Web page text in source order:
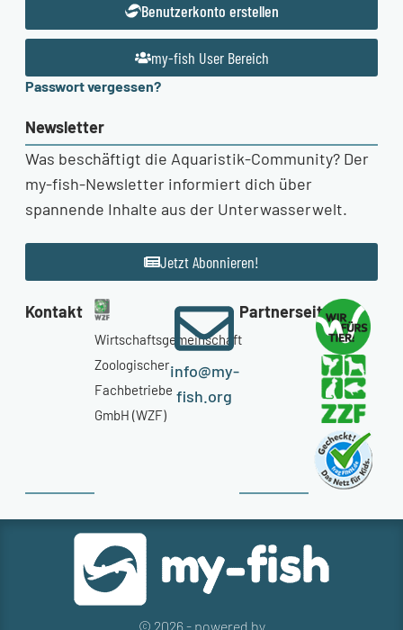
Benutzerkonto erstellen
my-fish User Bereich
Passwort vergessen?
Newsletter
Was beschäftigt die Aquaristik-Community? Der
my-fish-Newsletter informiert dich über
spannende Inhalte aus der Unterwasserwelt.
Jetzt Abonnieren!
Kontakt
Wirtschaftsgemeinschaft
Zoologischer
Fachbetriebe
GmbH (WZF)
info@my-
fish.org
Partnerseiten
© 2026 - powered by